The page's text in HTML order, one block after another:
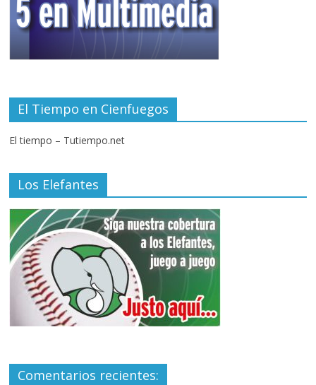
El Tiempo en Cienfuegos
El tiempo – Tutiempo.net
Los Elefantes
Comentarios recientes: